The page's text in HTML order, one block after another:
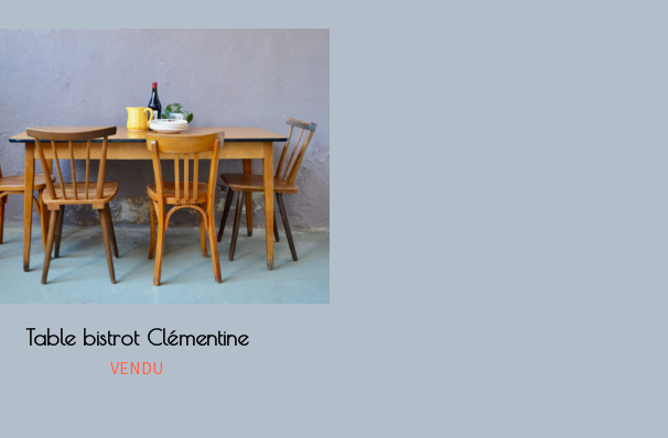
Table bistrot Clémentine
VENDU